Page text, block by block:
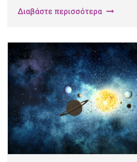
Διαβάστε περισσότερα